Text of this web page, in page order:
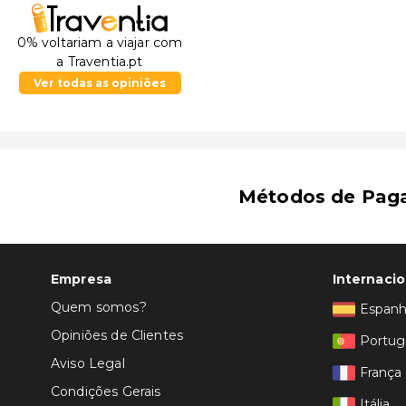
0% voltariam a viajar com
a Traventia.pt
Ver todas as opiniões
Métodos de
Empresa
Quem somos?
Opiniões de Clientes
Aviso Legal
Condições Gerais
França